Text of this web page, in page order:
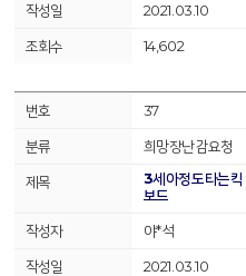
2021.03.10
14,602
37
희망장난감요청
3세아정도타는킥
보드
야*석
2021.03.10